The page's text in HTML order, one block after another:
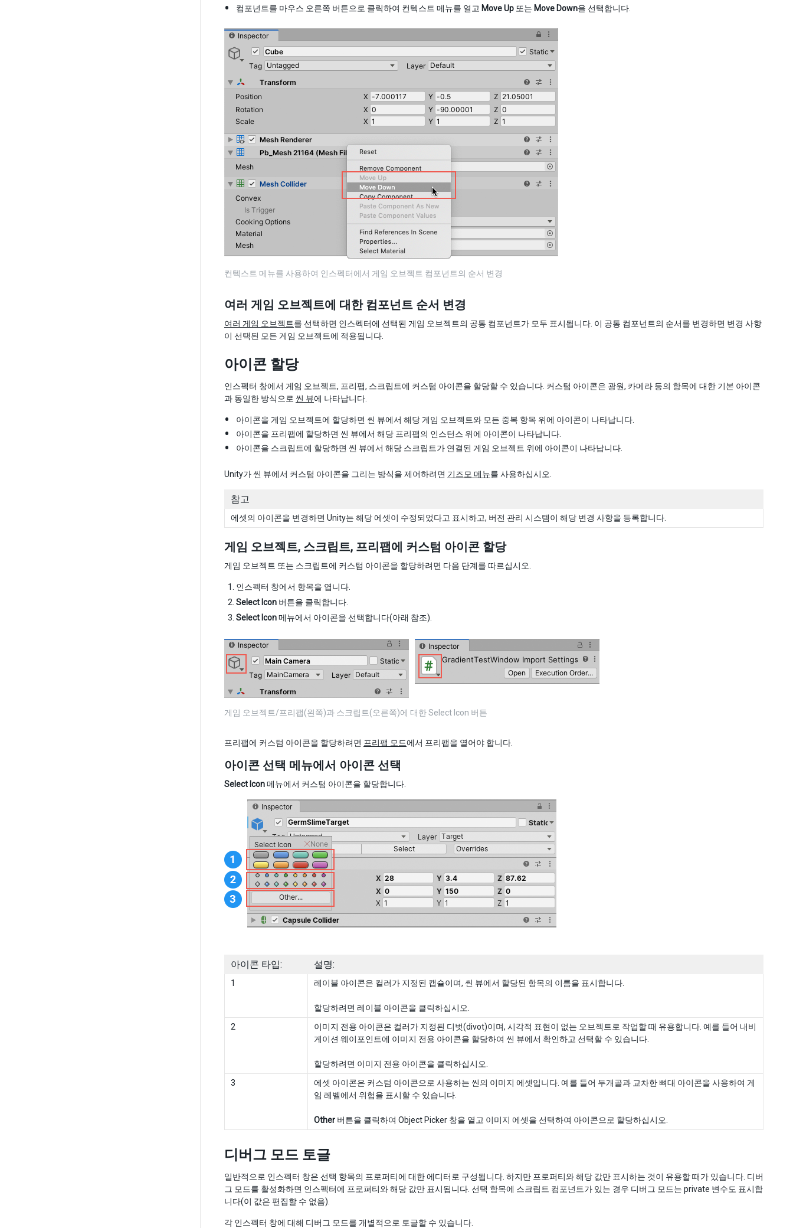
컴포넌트를 마우스 오른쪽 버튼으로 클릭하여 컨텍스트 메뉴를 열고 Move Up 또는 Move Down을 선택합니다.
컨텍스트 메뉴를 사용하여 인스펙터에서 게임 오브젝트 컴포넌트의 순서 변경
여러 게임 오브젝트에 대한 컴포넌트 순서 변경
여러 게임 오브젝트를 선택하면 인스펙터에 선택된 게임 오브젝트의 공통 컴포넌트가 모두 표시됩니다. 이 공통 컴포넌트의 순서를 변경하면 변경 사항
이 선택된 모든 게임 오브젝트에 적용됩니다.
아이콘 할당
인스펙터 창에서 게임 오브젝트, 프리팹, 스크립트에 커스텀 아이콘을 할당할 수 있습니다. 커스텀 아이콘은 광원, 카메라 등의 항목에 대한 기본 아이콘
과 동일한 방식으로 씬 뷰에 나타납니다.
아이콘을 게임 오브젝트에 할당하면 씬 뷰에서 해당 게임 오브젝트와 모든 중복 항목 위에 아이콘이 나타납니다.
아이콘을 프리팹에 할당하면 씬 뷰에서 해당 프리팹의 인스턴스 위에 아이콘이 나타납니다.
아이콘을 스크립트에 할당하면 씬 뷰에서 해당 스크립트가 연결된 게임 오브젝트 위에 아이콘이 나타납니다.
Unity가 씬 뷰에서 커스텀 아이콘을 그리는 방식을 제어하려면 기즈모 메뉴를 사용하십시오.
참고
에셋의 아이콘을 변경하면 Unity는 해당 에셋이 수정되었다고 표시하고, 버전 관리 시스템이 해당 변경 사항을 등록합니다.
게임 오브젝트, 스크립트, 프리팹에 커스텀 아이콘 할당
게임 오브젝트 또는 스크립트에 커스텀 아이콘을 할당하려면 다음 단계를 따르십시오.
인스펙터 창에서 항목을 엽니다.
Select Icon 버튼을 클릭합니다.
Select Icon메뉴에서 아이콘을 선택합니다(아래 참조).
게임 오브젝트/프리팹(왼쪽)과 스크립트(오른쪽)에 대한 Select Icon 버튼
프리팹에 커스텀 아이콘을 할당하려면 프리팹 모드에서 프리팹을 열어야 합니다.
아이콘 선택 메뉴에서 아이콘 선택
Select Icon메뉴에서 커스텀 아이콘을 할당합니다.
아이콘 타입: 설명:
1 레이블 아이콘은 컬러가 지정된 캡슐이며, 씬 뷰에서 할당된 항목의 이름을 표시합니다.
할당하려면 레이블 아이콘을 클릭하십시오.
2
이미지 전용 아이콘은 컬러가 지정된 디벗(divot)이며, 시각적 표현이 없는 오브젝트로 작업할 때 유용합니다. 예를 들어 내비
게이션 웨이포인트에 이미지 전용 아이콘을 할당하여 씬 뷰에서 확인하고 선택할 수 있습니다.
할당하려면 이미지 전용 아이콘을 클릭하십시오.
3
에셋 아이콘은 커스텀 아이콘으로 사용하는 씬의 이미지 에셋입니다. 예를 들어 두개골과 교차한 뼈대 아이콘을 사용하여 게
임 레벨에서 위험을 표시할 수 있습니다.
Other 버튼을 클릭하여 Object Picker 창을 열고 이미지 에셋을 선택하여 아이콘으로 할당하십시오.
디버그 모드 토글
일반적으로 인스펙터 창은 선택 항목의 프로퍼티에 대한 에디터로 구성됩니다. 하지만 프로퍼티와 해당 값만 표시하는 것이 유용할 때가 있습니다. 디버
그 모드를 활성화하면 인스펙터에 프로퍼티와 해당 값만 표시됩니다. 선택 항목에 스크립트 컴포넌트가 있는 경우 디버그 모드는 private 변수도 표시합
니다(이 값은 편집할 수 없음).
각 인스펙터 창에 대해 디버그 모드를 개별적으로 토글할 수 있습니다.